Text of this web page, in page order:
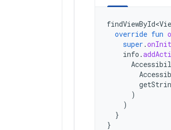
override fun
super .
info .
)
)
}
}